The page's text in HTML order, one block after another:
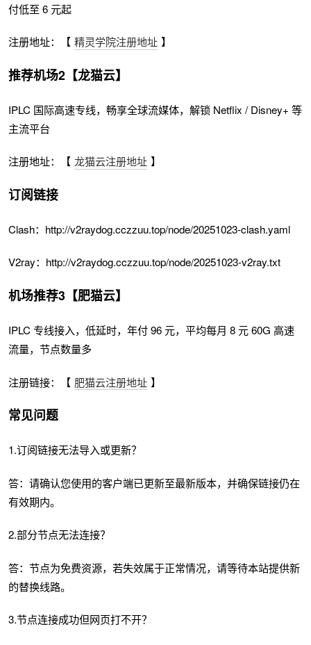
付低至 6 元起
注册地址：【 精灵学院注册地址 】
推荐机场2【龙猫云】
IPLC 国际高速专线，畅享全球流媒体，解锁 Netflix / Disney+ 等
主流平台
注册地址：【 龙猫云注册地址 】
订阅链接
Clash：http://v2raydog.cczzuu.top/node/20251023-clash.yaml
V2ray：http://v2raydog.cczzuu.top/node/20251023-v2ray.txt
机场推荐3【肥猫云】
IPLC 专线接入，低延时，年付 96 元，平均每月 8 元 60G 高速
流量，节点数量多
注册链接：【 肥猫云注册地址 】
常见问题
1.订阅链接无法导入或更新？
答：请确认您使用的客户端已更新至最新版本，并确保链接仍在
有效期内。
2.部分节点无法连接？
答：节点为免费资源，若失效属于正常情况，请等待本站提供新
的替换线路。
3.节点连接成功但网页打不开？